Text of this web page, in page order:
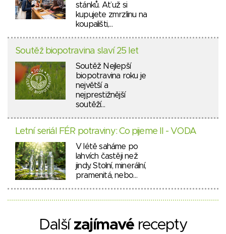
stánků. Ať už si
kupujete zmrzlinu na
koupališti,…
Soutěž biopotravina slaví 25 let
Soutěž Nejlepší
biopotravina roku je
největší a
nejprestižnější
soutěží…
Letní seriál FÉR potraviny: Co pijeme II - VODA
V létě saháme po
lahvích častěji než
jindy. Stolní, minerální,
pramenitá, nebo…
Další zajímavérecepty